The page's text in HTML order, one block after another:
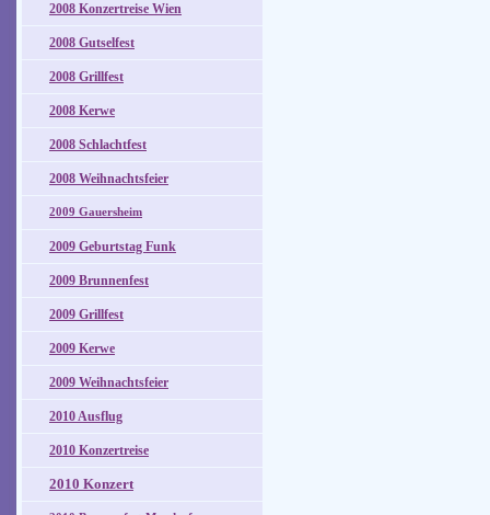
2008 Konzertreise Wien
2008 Gutselfest
2008 Grillfest
2008 Kerwe
2008 Schlachtfest
2008 Weihnachtsfeier
2009 Gauersheim
2009 Geburtstag Funk
2009 Brunnenfest
2009 Grillfest
2009 Kerwe
2009 Weihnachtsfeier
2010 Ausflug
2010 Konzertreise
2010 Konzert